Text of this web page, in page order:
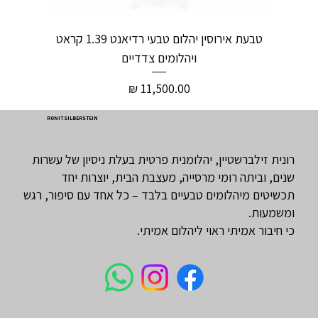
טבעת אירוסין יהלום טבעי רדיאנט 1.39 קראט
ויהלומים צדדיים
מחיר
RONIT SILBERSTEIN
רונית זילברשטיין, יהלומנית פרטית בעלת ניסיון של עשרות
שנים, וביתה רומי מרסייה, מעצבת הבית, יוצרות יחד
תכשיטים מיהלומים טבעיים בלבד – כל אחד עם סיפור, רגש
ומשמעות.
כי חיבור אמיתי ראוי ליהלום אמיתי.